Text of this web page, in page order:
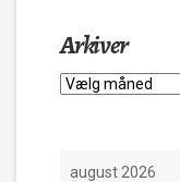
Arkiver
Arkiver
august 2026